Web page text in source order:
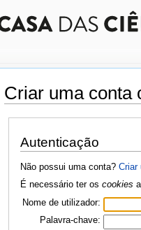
Criar uma conta
Ir para:navegação,pesquisa
Autenticação
Não possui uma conta? Criar
É necessário ter os cookies
Nome de utilizador:
Palavra-chave: